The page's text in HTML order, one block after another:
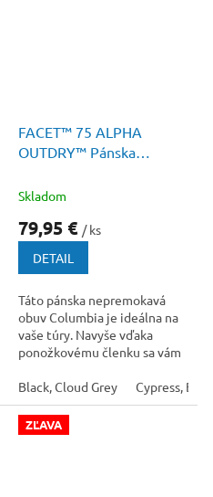
FACET™ 75 ALPHA
OUTDRY™ Pánska
Skladom
79,95 € / ks
DETAIL
Táto pánska nepremokavá
obuv Columbia je ideálna na
vaše túry. Navyše vďaka
ponožkovému členku sa vám
špina z...
Black, Cloud Grey Cypress,
ZĽAVA